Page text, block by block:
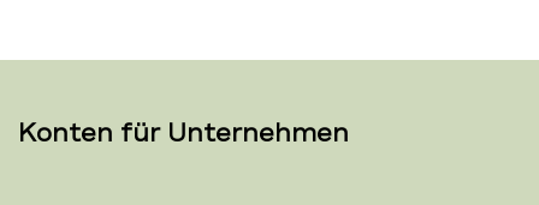
Konten für Unternehmen